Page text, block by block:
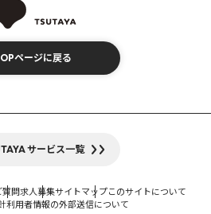
ページに戻る
サービス一覧
問求人募集サイトマップこのサイトについて
利用者情報の外部送信について